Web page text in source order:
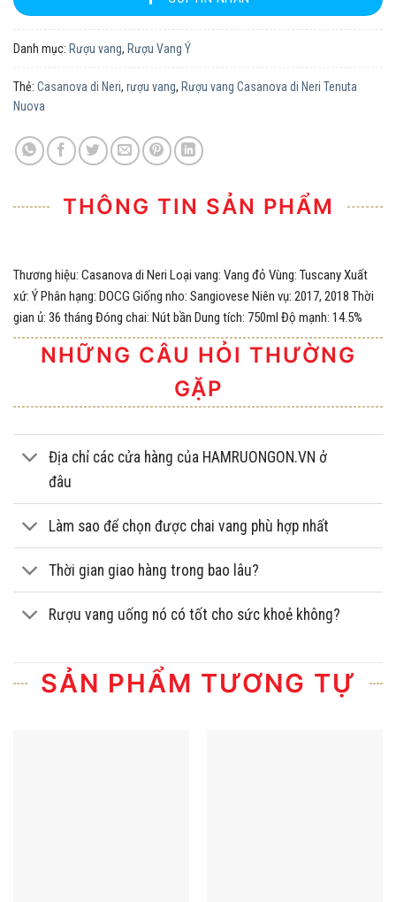
Danh mục: Rượu vang, Rượu Vang Ý
Thẻ: Casanova di Neri, rượu vang, Rượu vang Casanova di Neri Tenuta
Nuova
THÔNG TIN SẢN PHẨM
Thương hiệu: Casanova di Neri Loại vang: Vang đỏ Vùng: Tuscany Xuất
xứ: Ý Phân hạng: DOCG Giống nho: Sangiovese Niên vụ: 2017, 2018 Thời
gian ủ: 36 tháng Đóng chai: Nút bần Dung tích: 750ml Độ mạnh: 14.5%
NHỮNG CÂU HỎI THƯỜNG
GẶP
Địa chỉ các cửa hàng của HAMRUONGON.VN ở
đâu
Làm sao để chọn được chai vang phù hợp nhất
Thời gian giao hàng trong bao lâu?
Rượu vang uống nó có tốt cho sức khoẻ không?
SẢN PHẨM TƯƠNG TỰ